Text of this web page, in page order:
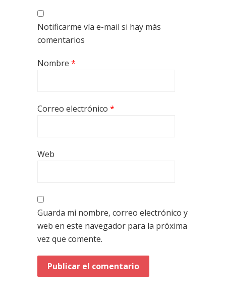
Notificarme vía e-mail si hay más
comentarios
Nombre *
Correo electrónico *
Web
Guarda mi nombre, correo electrónico y
web en este navegador para la próxima
vez que comente.